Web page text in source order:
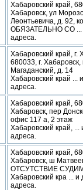
Хабаровский край,
Хабаровск, ул
Леонтьевича, д. 92,
ОБЯЗАТЕЛЬНО СО ...
адреса.
Хабаровский край, г.
680033, г. Хабаровск,
Магаданский, д. 14
Хабаровский край ...
адреса.
Хабаровский край,
Хабаровск, пер
офис 117 а, 2 этаж
Хабаровский край, ...
адреса.
Хабаровский край,
Хабаровск, ш
ОТСУТСТВИЕ
Хабаровский кра ... и
адреса.